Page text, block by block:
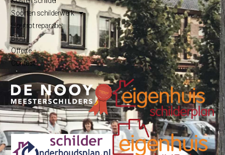
Soorten schilderwerk
Houtrot reparatie
Blog
Offerte
Contact